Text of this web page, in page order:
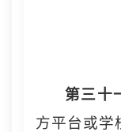
第三十
方平台或学